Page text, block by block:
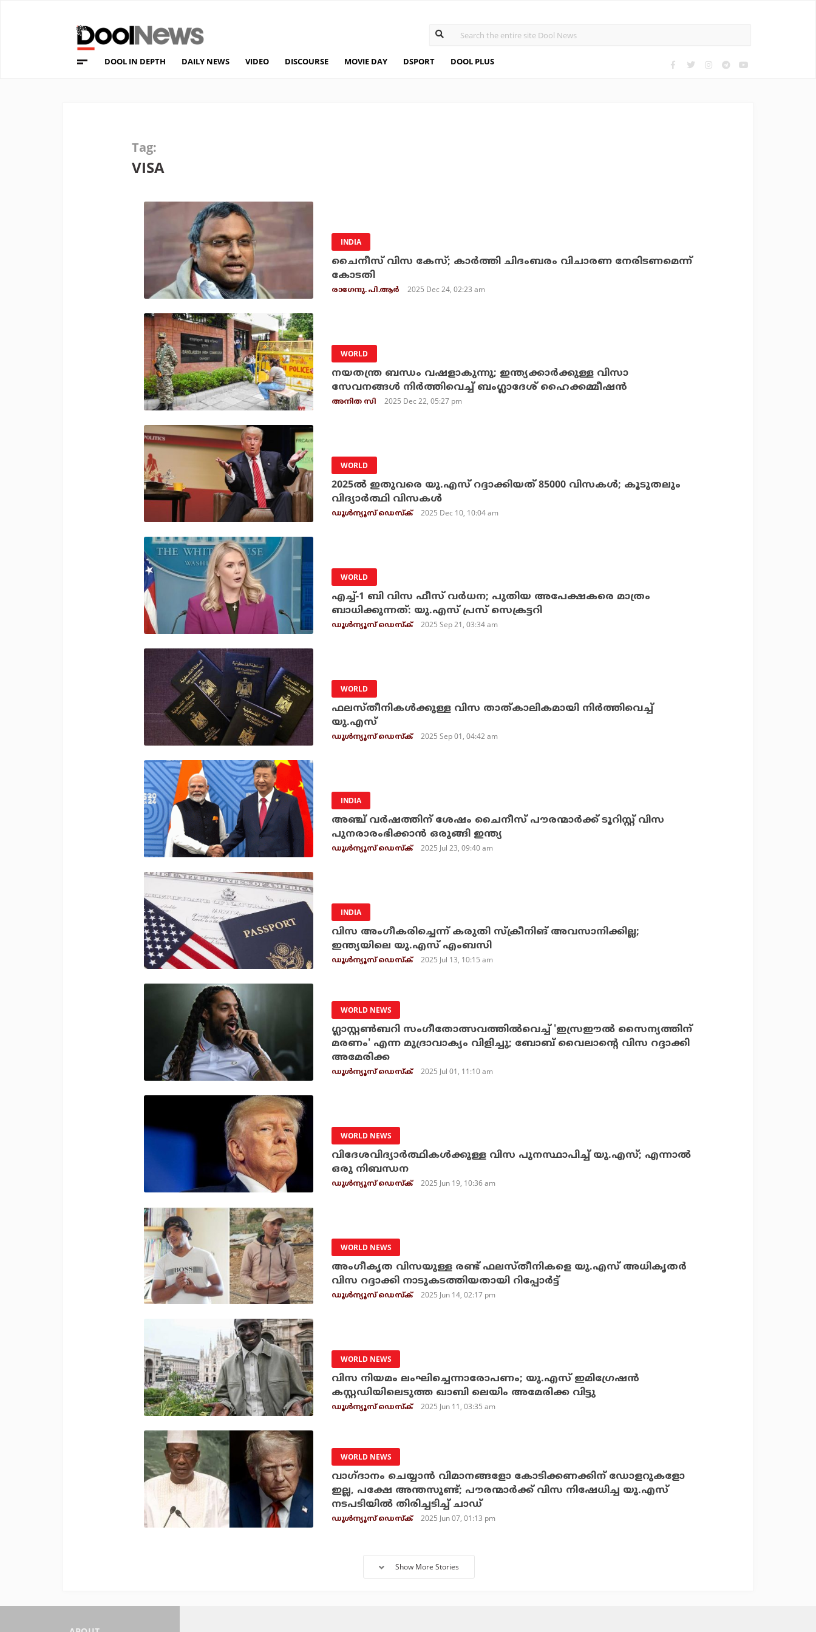
DOOL IN DEPTH DAILY NEWS VIDEO DISCOURSE MOVIE DAY DSPORT DOOL PLUS
Tag:
VISA
INDIA
ചൈനീസ് വിസ കേസ്; കാര്‍ത്തി ചിദംബരം വിചാരണ നേരിടണമെന്ന്
കോടതി
രാഗേന്ദു. പി.ആര്‍ 2025 Dec 24, 02:23 am
WORLD
നയതന്ത്ര ബന്ധം വഷളാകുന്നു; ഇന്ത്യക്കാര്‍ക്കുള്ള വിസാ
സേവനങ്ങള്‍ നിര്‍ത്തിവെച്ച് ബംഗ്ലാദേശ് ഹൈക്കമ്മീഷന്‍
അനിത സി 2025 Dec 22, 05:27 pm
WORLD
2025ല്‍ ഇതുവരെ യു.എസ് റദ്ദാക്കിയത് 85000 വിസകള്‍; കൂടുതലും
വിദ്യാര്‍ത്ഥി വിസകള്‍
ഡൂള്‍ന്യൂസ് ഡെസ്‌ക് 2025 Dec 10, 10:04 am
WORLD
എച്ച്-1 ബി വിസ ഫീസ് വര്‍ധന; പുതിയ അപേക്ഷകരെ മാത്രം
ബാധിക്കുന്നത്: യു.എസ് പ്രസ് സെക്രട്ടറി
ഡൂള്‍ന്യൂസ് ഡെസ്‌ക് 2025 Sep 21, 03:34 am
WORLD
ഫലസ്തീനികള്‍ക്കുള്ള വിസ താത്കാലികമായി നിര്‍ത്തിവെച്ച്
യു.എസ്
ഡൂള്‍ന്യൂസ് ഡെസ്‌ക് 2025 Sep 01, 04:42 am
INDIA
അഞ്ച് വർഷത്തിന് ശേഷം ചൈനീസ് പൗരന്മാർക്ക് ടൂറിസ്റ്റ് വിസ
പുനരാരംഭിക്കാൻ ഒരുങ്ങി ഇന്ത്യ
ഡൂള്‍ന്യൂസ് ഡെസ്‌ക് 2025 Jul 23, 09:40 am
INDIA
വിസ അംഗീകരിച്ചെന്ന് കരുതി സ്‌ക്രീനിങ് അവസാനിക്കില്ല;
ഇന്ത്യയിലെ യു.എസ് എംബസി
ഡൂള്‍ന്യൂസ് ഡെസ്‌ക് 2025 Jul 13, 10:15 am
WORLD NEWS
ഗ്ലാസ്റ്റണ്‍ബറി സംഗീതോത്സവത്തില്‍വെച്ച് 'ഇസ്രഈല്‍ സൈന്യത്തിന്
മരണം' എന്ന മുദ്രാവാക്യം വിളിച്ചു; ബോബ് വൈലാന്റെ വിസ റദ്ദാക്കി
അമേരിക്ക
ഡൂള്‍ന്യൂസ് ഡെസ്‌ക് 2025 Jul 01, 11:10 am
WORLD NEWS
വിദേശവിദ്യാര്‍ത്ഥികള്‍ക്കുള്ള വിസ പുനസ്ഥാപിച്ച് യു.എസ്; എന്നാല്‍
ഒരു നിബന്ധന
ഡൂള്‍ന്യൂസ് ഡെസ്‌ക് 2025 Jun 19, 10:36 am
WORLD NEWS
അംഗീകൃത വിസയുള്ള രണ്ട് ഫലസ്തീനികളെ യു.എസ് അധികൃതര്‍
വിസ റദ്ദാക്കി നാടുകടത്തിയതായി റിപ്പോര്‍ട്ട്
ഡൂള്‍ന്യൂസ് ഡെസ്‌ക് 2025 Jun 14, 02:17 pm
WORLD NEWS
വിസ നിയമം ലംഘിച്ചെന്നാരോപണം; യു.എസ് ഇമിഗ്രേഷന്‍
കസ്റ്റഡിയിലെടുത്ത ഖാബി ലെയിം അമേരിക്ക വിട്ടു
ഡൂള്‍ന്യൂസ് ഡെസ്‌ക് 2025 Jun 11, 03:35 am
WORLD NEWS
വാഗ്ദാനം ചെയ്യാന്‍ വിമാനങ്ങളോ കോടിക്കണക്കിന് ഡോളറുകളോ
ഇല്ല, പക്ഷേ അന്തസുണ്ട്; പൗരന്മാര്‍ക്ക് വിസ നിഷേധിച്ച യു.എസ്
നടപടിയില്‍ തിരിച്ചടിച്ച് ചാഡ്
ഡൂള്‍ന്യൂസ് ഡെസ്‌ക് 2025 Jun 07, 01:13 pm
Show More Stories